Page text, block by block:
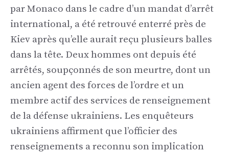
par Monaco dans le cadre d’un mandat d’arrêt
international, a été retrouvé enterré près de
Kiev après qu’elle aurait reçu plusieurs balles
dans la tête. Deux hommes ont depuis été
arrêtés, soupçonnés de son meurtre, dont un
ancien agent des forces de l’ordre et un
membre actif des services de renseignement
de la défense ukrainiens. Les enquêteurs
ukrainiens affirment que l’officier des
renseignements a reconnu son implication